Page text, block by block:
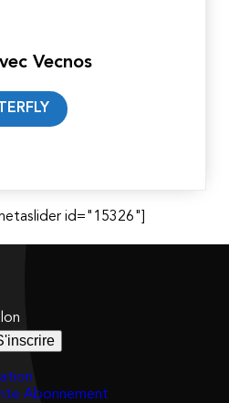
Vecnos
id="15326"]
Abonnement